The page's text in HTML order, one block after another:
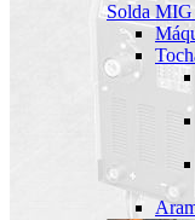
Solda MIG